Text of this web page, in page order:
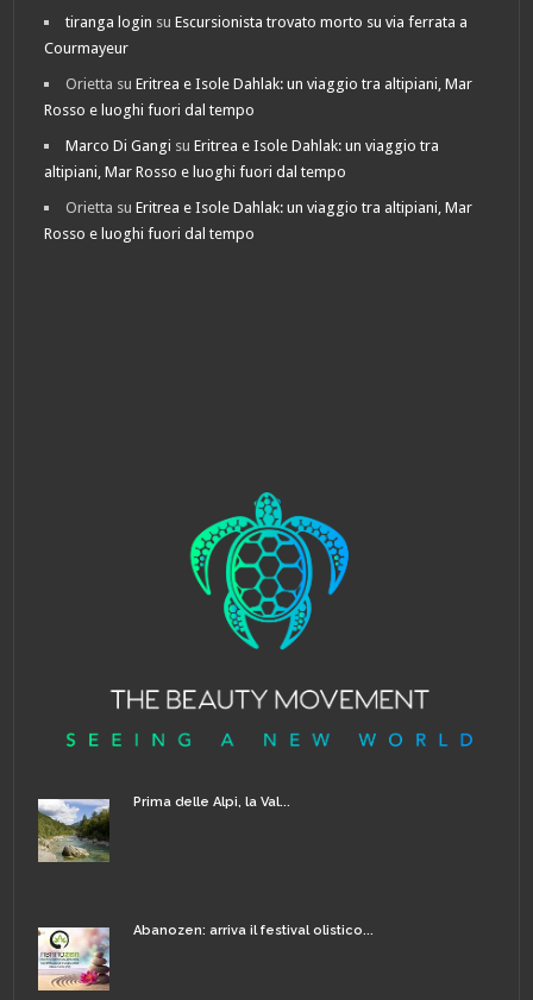
tiranga login suEscursionista trovato morto su via ferrata a
Courmayeur
Orietta suEritrea e Isole Dahlak: un viaggio tra altipiani, Mar
Rosso e luoghi fuori dal tempo
Marco Di Gangi suEritrea e Isole Dahlak: un viaggio tra
altipiani, Mar Rosso e luoghi fuori dal tempo
Orietta suEritrea e Isole Dahlak: un viaggio tra altipiani, Mar
Rosso e luoghi fuori dal tempo
Prima delle Alpi, la Val...
Abanozen: arriva il festival olistico...